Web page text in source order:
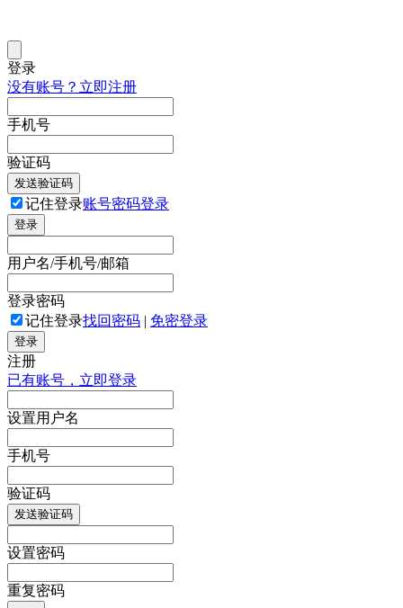
登录
没有账号？立即注册
手机号
验证码
发送验证码
记住登录账号密码登录
登录
用户名/手机号/邮箱
登录密码
记住登录找回密码 | 免密登录
登录
注册
已有账号，立即登录
设置用户名
手机号
验证码
发送验证码
设置密码
重复密码